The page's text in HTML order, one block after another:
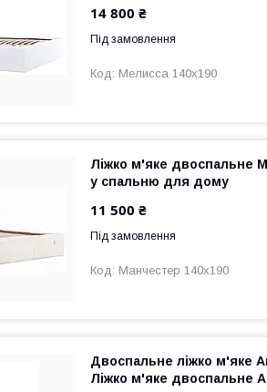
14 800 ₴
Під замовлення
Мелисса 140х190
Ліжко м'яке двоспальне
у спальню для дому
11 500 ₴
Під замовлення
Манчестер 140х190
Двоспальне ліжко м'яке
Ліжко м'яке двоспальне